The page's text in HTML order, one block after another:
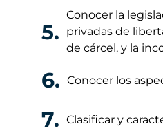
5.
Conocer la
privadas de
de cárcel, y la
6. Conocer los
7. Clasificar y